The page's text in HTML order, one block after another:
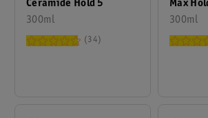
Ceramide Hold 5
300ml
34
Max
300ml